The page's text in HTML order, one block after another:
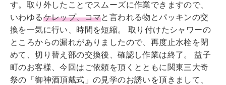
す。取り外したことでスムーズに作業できますので、
いわゆるケレップ、コマと言われる物とパッキンの交
換を一気に行い、時間を短縮。 取り付けたシャワーの
ところからの漏れがありましたので、再度止水栓を閉
めて、切り替え部の交換後、確認し作業は終了。 益子
町のお客様、今回はご依頼を頂くとともに関東三大奇
祭の「御神酒頂戴式」の見学のお誘いを頂きまして、